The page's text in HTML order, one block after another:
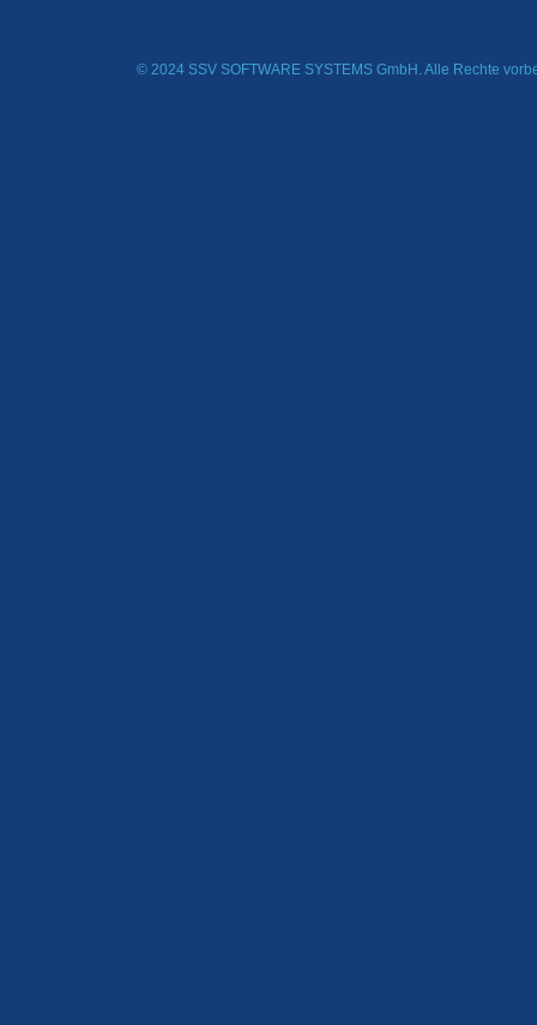
© 2024 SSV SOFTWARE SYSTEMS GmbH. Alle Rechte